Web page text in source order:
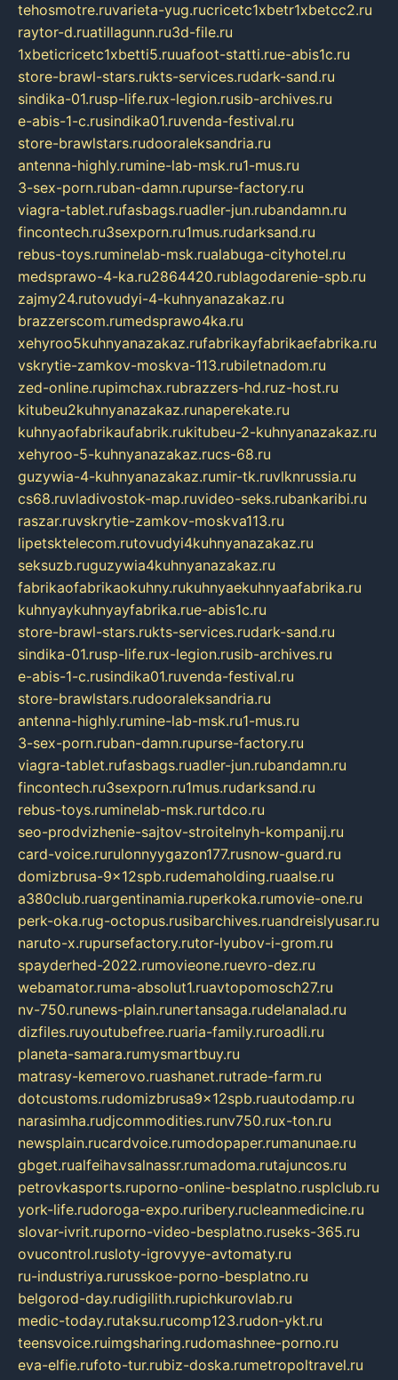
tehosmotre.ruvarieta-yug.rucricetc1xbetr1xbetcc2.ru
raytor-d.ruatillagunn.ru3d-file.ru
1xbeticricetc1xbetti5.ruuafoot-statti.rue-abis1c.ru
store-brawl-stars.rukts-services.rudark-sand.ru
sindika-01.rusp-life.rux-legion.rusib-archives.ru
e-abis-1-c.rusindika01.ruvenda-festival.ru
store-brawlstars.rudooraleksandria.ru
antenna-highly.rumine-lab-msk.ru1-mus.ru
3-sex-porn.ruban-damn.rupurse-factory.ru
viagra-tablet.rufasbags.ruadler-jun.rubandamn.ru
fincontech.ru3sexporn.ru1mus.rudarksand.ru
rebus-toys.ruminelab-msk.rualabuga-cityhotel.ru
medsprawo-4-ka.ru2864420.rublagodarenie-spb.ru
zajmy24.rutovudyi-4-kuhnyanazakaz.ru
brazzerscom.rumedsprawo4ka.ru
xehyroo5kuhnyanazakaz.rufabrikayfabrikaefabrika.ru
vskrytie-zamkov-moskva-113.rubiletnadom.ru
zed-online.rupimchax.rubrazzers-hd.ruz-host.ru
kitubeu2kuhnyanazakaz.runaperekate.ru
kuhnyaofabrikaufabrik.rukitubeu-2-kuhnyanazakaz.ru
xehyroo-5-kuhnyanazakaz.rucs-68.ru
guzywia-4-kuhnyanazakaz.rumir-tk.ruvlknrussia.ru
cs68.ruvladivostok-map.ruvideo-seks.rubankaribi.ru
raszar.ruvskrytie-zamkov-moskva113.ru
lipetsktelecom.rutovudyi4kuhnyanazakaz.ru
seksuzb.ruguzywia4kuhnyanazakaz.ru
fabrikaofabrikaokuhny.rukuhnyaekuhnyaafabrika.ru
kuhnyaykuhnyayfabrika.rue-abis1c.ru
store-brawl-stars.rukts-services.rudark-sand.ru
sindika-01.rusp-life.rux-legion.rusib-archives.ru
e-abis-1-c.rusindika01.ruvenda-festival.ru
store-brawlstars.rudooraleksandria.ru
antenna-highly.rumine-lab-msk.ru1-mus.ru
3-sex-porn.ruban-damn.rupurse-factory.ru
viagra-tablet.rufasbags.ruadler-jun.rubandamn.ru
fincontech.ru3sexporn.ru1mus.rudarksand.ru
rebus-toys.ruminelab-msk.rurtdco.ru
seo-prodvizhenie-sajtov-stroitelnyh-kompanij.ru
card-voice.rurulonnyygazon177.rusnow-guard.ru
domizbrusa-9x12spb.rudemaholding.ruaalse.ru
a380club.ruargentinamia.ruperkoka.rumovie-one.ru
perk-oka.rug-octopus.rusibarchives.ruandreislyusar.ru
naruto-x.rupursefactory.rutor-lyubov-i-grom.ru
spayderhed-2022.rumovieone.ruevro-dez.ru
webamator.ruma-absolut1.ruavtopomosch27.ru
nv-750.runews-plain.runertansaga.rudelanalad.ru
dizfiles.ruyoutubefree.ruaria-family.ruroadli.ru
planeta-samara.rumysmartbuy.ru
matrasy-kemerovo.ruashanet.rutrade-farm.ru
dotcustoms.rudomizbrusa9x12spb.ruautodamp.ru
narasimha.rudjcommodities.runv750.rux-ton.ru
newsplain.rucardvoice.rumodopaper.rumanunae.ru
gbget.rualfeihavsalnassr.rumadoma.rutajuncos.ru
petrovkasports.ruporno-online-besplatno.rusplclub.ru
york-life.rudoroga-expo.ruribery.rucleanmedicine.ru
slovar-ivrit.ruporno-video-besplatno.ruseks-365.ru
ovucontrol.rusloty-igrovyye-avtomaty.ru
ru-industriya.rurusskoe-porno-besplatno.ru
belgorod-day.rudigilith.rupichkurovlab.ru
medic-today.rutaksu.rucomp123.rudon-ykt.ru
teensvoice.ruimgsharing.rudomashnee-porno.ru
eva-elfie.rufoto-tur.rubiz-doska.rumetropoltravel.ru